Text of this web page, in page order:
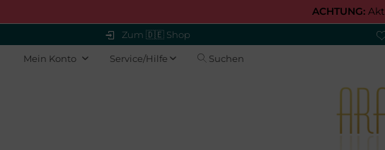
ACHTUNG:
Zum 🇩🇪 Shop
Mein Konto Service/Hilfe Suchen